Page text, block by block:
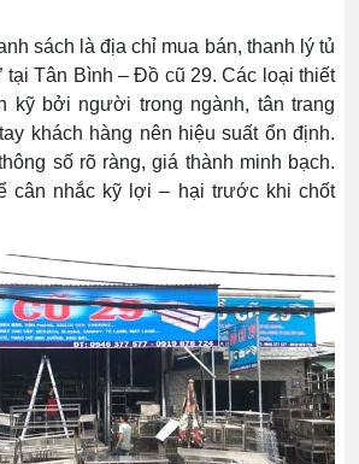
sách là địa chỉ mua bán, thanh lý tủ
tại Tân Bình – Đồ cũ 29. Các loại thiết
kỹ bởi người trong ngành, tân trang
khách hàng nên hiệu suất ổn định.
số rõ ràng, giá thành minh bạch.
cân nhắc kỹ lợi – hại trước khi chốt